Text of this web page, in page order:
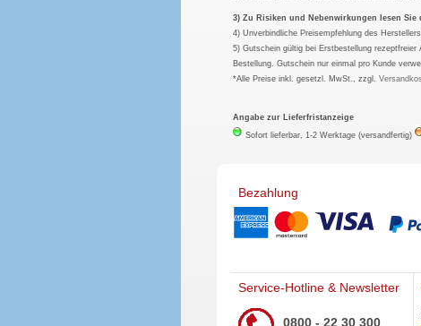
3) Zu Risiken und Nebenwirkungen lesen
4) Unverbindliche Preisempfehlung des
5) Gutschein gültig bei Erstbestellung
Bestellung. Gutschein nur einmal pro Kunde
*Alle Preise inkl. gesetzl. MwSt., zzgl.
Angabe zur Lieferfristanzeige
Sofort lieferbar, 1-2 Werktage (versandfertig)
Bezahlung
Service-Hotline & Newsletter
0800 - 22 30 300